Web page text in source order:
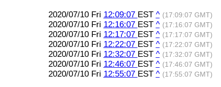
2020/07/10 Fri 12:09:07 EST ^ (17:09:07 GMT)
2020/07/10 Fri 12:16:07 EST ^ (17:16:07 GMT)
2020/07/10 Fri 12:17:07 EST ^ (17:17:07 GMT)
2020/07/10 Fri 12:22:07 EST ^ (17:22:07 GMT)
2020/07/10 Fri 12:32:07 EST ^ (17:32:07 GMT)
2020/07/10 Fri 12:46:07 EST ^ (17:46:07 GMT)
2020/07/10 Fri 12:55:07 EST ^ (17:55:07 GMT)